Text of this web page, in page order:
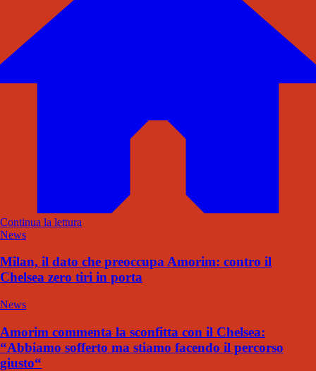
Continua la lettura
News
Milan, il dato che preoccupa Amorim: contro il
Chelsea zero tiri in porta
News
Amorim commenta la sconfitta con il Chelsea:
“Abbiamo sofferto ma stiamo facendo il percorso
giusto“